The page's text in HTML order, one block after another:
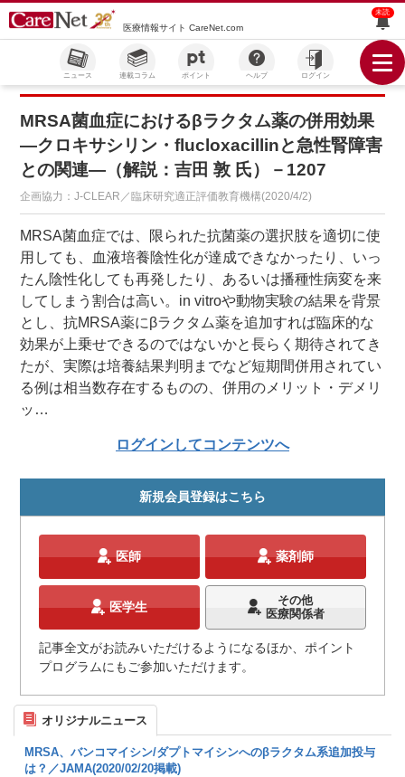
医療情報サイト CareNet.com
未読
ニュース 連載コラム ポイント ヘルプ ログイン
MRSA菌血症におけるβラクタム薬の併用効果
―クロキサシリン・flucloxacillinと急性腎障害
との関連―（解説：吉田 敦 氏）－1207
企画協力：J-CLEAR／臨床研究適正評価教育機構(2020/4/2)
MRSA菌血症では、限られた抗菌薬の選択肢を適切に使
用しても、血液培養陰性化が達成できなかったり、いっ
たん陰性化しても再発したり、あるいは播種性病変を来
してしまう割合は高い。in vitroや動物実験の結果を背景
とし、抗MRSA薬にβラクタム薬を追加すれば臨床的な
効果が上乗せできるのではないかと長らく期待されてき
たが、実際は培養結果判明までなど短期間併用されてい
る例は相当数存在するものの、併用のメリット・デメリ
ッ…
ログインしてコンテンツへ
新規会員登録はこちら
医師 薬剤師
医学生
その他
医療関係者
記事全文がお読みいただけるようになるほか、ポイント
プログラムにもご参加いただけます。
オリジナルニュース
MRSA、バンコマイシン/ダプトマイシンへのβラクタム系追加投与
は？／JAMA(2020/02/20掲載)